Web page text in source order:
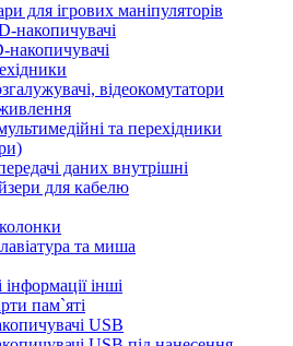
для ігрових маніпуляторів
накопичувачі
накопичувачі
відеокомутатори
та перехідники
даних внутрішні
для кабелю
та миша
інші
пам`яті
USB